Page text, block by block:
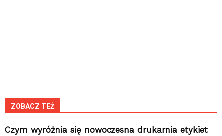
ZOBACZ TEŻ
Czym wyróżnia się nowoczesna drukarnia etykiet